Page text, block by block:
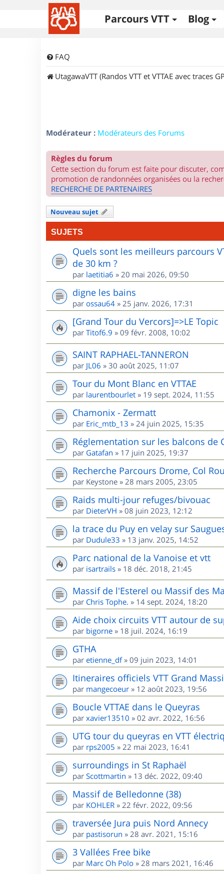
Parcours VTT Blog
FAQ
UtagawaVTT (Randos VTT et VTTAE avec traces
Modérateur : Modérateurs des Forums
Règles du forum
Cette section du forum est faite pour discuter,
promotion de randonnées organisées ou la
RECHERCHE DE PARTENAIRES
Nouveau sujet
SUJETS
Quels sont les meilleurs parcours
de 30 km ?
par laetitia6 » 20 mai 2026, 09:50
digne les bains
par ossau64 » 25 janv. 2026, 17:31
[Grand Tour du Vercors]=>LE Topic
par Titof6.9 » 09 févr. 2008, 10:02
SAINT RAPHAEL-TANNERON
par JL06 » 30 août 2025, 11:07
Tour du Mont Blanc en VTTAE
par laurentbourlet » 19 sept. 2024, 11:55
Chamonix - Zermatt
par Eric_mtb_13 » 24 juin 2025, 15:35
Réglementation sur les balcons de
par Gatafan » 17 juin 2025, 19:37
Recherche Parcours Drome, Col
par Keystone » 28 mars 2005, 23:05
Raids multi-jour refuges/bivouac
par DieterVH » 08 juin 2023, 12:12
la trace du Puy en velay sur
par Dudule33 » 13 janv. 2025, 14:52
Parc national de la Vanoise et vtt
par isartrails » 18 déc. 2018, 21:45
Massif de l'Esterel ou Massif des
par Chris Tophe. » 14 sept. 2024, 18:20
Aide choix circuits VTT autour de
par bigorne » 18 juil. 2024, 16:19
GTHA
par etienne_df» 09 juin 2023, 14:01
Itineraires officiels VTT Grand
par mangecoeur » 12 août 2023, 19:56
Boucle VTTAE dans le Queyras
par xavier13510 » 02 avr. 2022, 16:56
UTG tour du queyras en VTT
par rps2005 » 22 mai 2023, 16:41
surroundings in St Raphaël
par Scottmartin » 13 déc. 2022, 09:40
Massif de Belledonne (38)
par KOHLER » 22 févr. 2022, 09:56
traversée Jura puis Nord Annecy
par pastisorun » 28 avr. 2021, 15:16
3 Vallées Free bike
par Marc Oh Polo » 28 mars 2021, 16:46